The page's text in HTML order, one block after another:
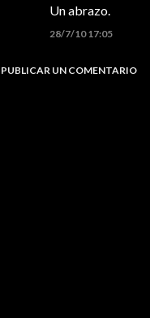
Un abrazo.
28/7/10 17:05
PUBLICAR UN COMENTARIO